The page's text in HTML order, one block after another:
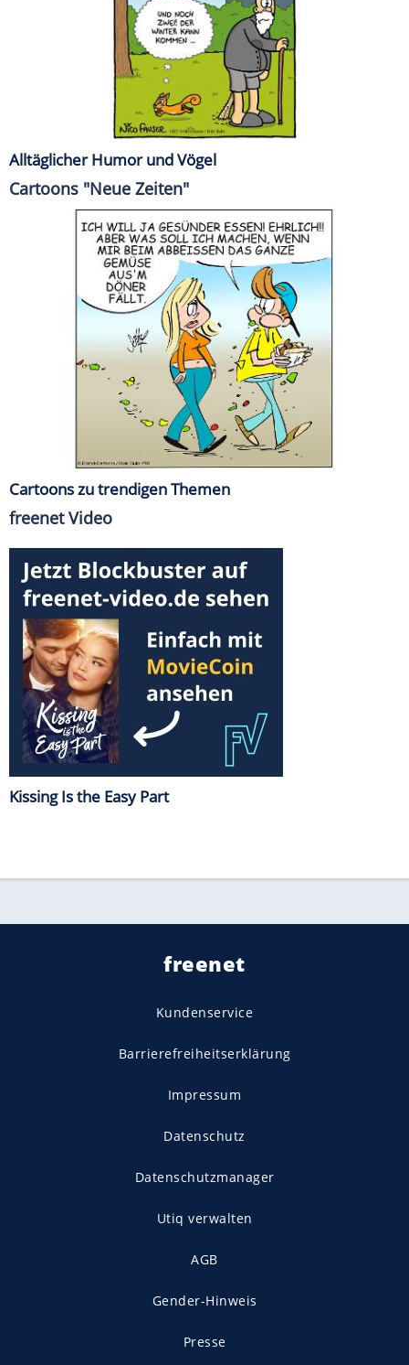
Alltäglicher Humor und Vögel
Cartoons "Neue Zeiten"
Cartoons zu trendigen Themen
freenet Video
Kissing Is the Easy Part
freenet
Kundenservice
Barrierefreiheitserklärung
Impressum
Datenschutz
Datenschutzmanager
Utiq verwalten
AGB
Gender-Hinweis
Presse